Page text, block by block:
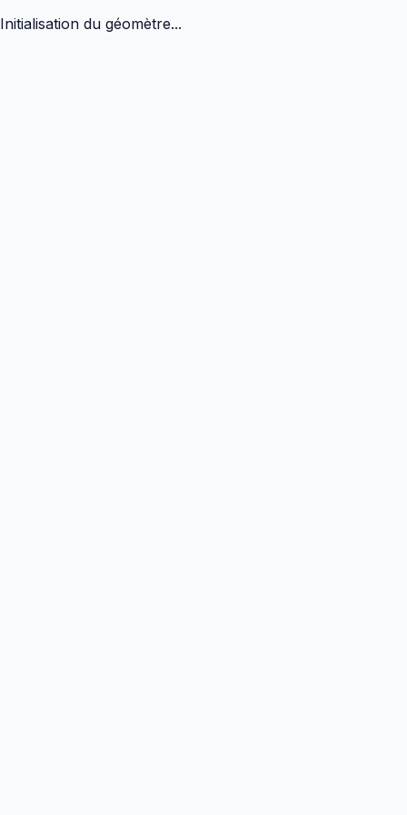
Initialisation du géomètre...